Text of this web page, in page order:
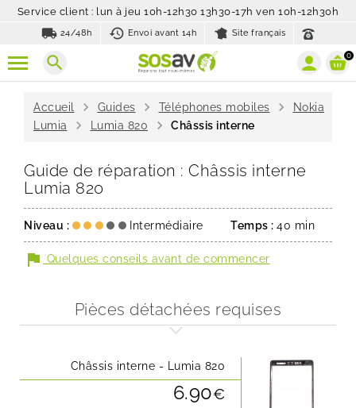
Service client : lun à jeu 10h-12h30 13h30-17h ven 10h-12h30h
local_shipping 24/48h history_toggle_off
Envoi avant 14h Site français
search 0
Accueil chevron_right Guides chevron_right Téléphones mobiles chevron_right
Nokia
Lumia
chevron_right Lumia 820 chevron_right Châssis interne
Guide de réparation : Châssis interne
Lumia 820
Niveau : Intermédiaire Temps : 40 min
flag Quelques conseils avant de commencer
Pièces détachées requises
Châssis interne - Lumia 820
6.90€